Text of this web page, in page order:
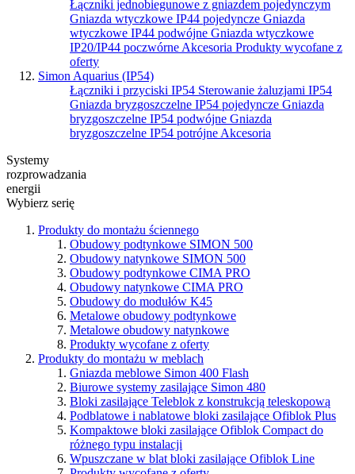
Łączniki jednobiegunowe z gniazdem pojedynczym
Gniazda wtyczkowe IP44 pojedyncze Gniazda
wtyczkowe IP44 podwójne Gniazda wtyczkowe
IP20/IP44 poczwórne Akcesoria Produkty wycofane z
oferty
Simon Aquarius (IP54)
Łączniki i przyciski IP54 Sterowanie żaluzjami IP54
Gniazda bryzgoszczelne IP54 pojedyncze Gniazda
bryzgoszczelne IP54 podwójne Gniazda
bryzgoszczelne IP54 potrójne Akcesoria
Systemy
rozprowadzania
energii
Wybierz serię
Produkty do montażu ściennego
Obudowy podtynkowe SIMON 500
Obudowy natynkowe SIMON 500
Obudowy podtynkowe CIMA PRO
Obudowy natynkowe CIMA PRO
Obudowy do modułów K45
Metalowe obudowy podtynkowe
Metalowe obudowy natynkowe
Produkty wycofane z oferty
Produkty do montażu w meblach
Gniazda meblowe Simon 400 Flash
Biurowe systemy zasilające Simon 480
Bloki zasilające Teleblok z konstrukcją teleskopową
Podblatowe i nablatowe bloki zasilające Ofiblok Plus
Kompaktowe bloki zasilające Ofiblok Compact do
różnego typu instalacji
Wpuszczane w blat bloki zasilające Ofiblok Line